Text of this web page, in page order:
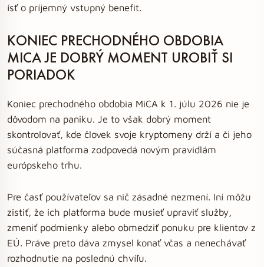
ísť o príjemný vstupný benefit.
KONIEC PRECHODNÉHO OBDOBIA
MICA JE DOBRÝ MOMENT UROBIŤ SI
PORIADOK
Koniec prechodného obdobia MiCA k 1. júlu 2026 nie je
dôvodom na paniku. Je to však dobrý moment
skontrolovať, kde človek svoje kryptomeny drží a či jeho
súčasná platforma zodpovedá novým pravidlám
európskeho trhu.
Pre časť používateľov sa nič zásadné nezmení. Iní môžu
zistiť, že ich platforma bude musieť upraviť služby,
zmeniť podmienky alebo obmedziť ponuku pre klientov z
EÚ. Práve preto dáva zmysel konať včas a nenechávať
rozhodnutie na poslednú chvíľu.